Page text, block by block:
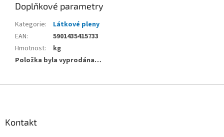
Doplňkové parametry
Kategorie:
Látkové pleny
EAN:
5901435415733
Hmotnost:
kg
Položka byla vyprodána…
Kontakt